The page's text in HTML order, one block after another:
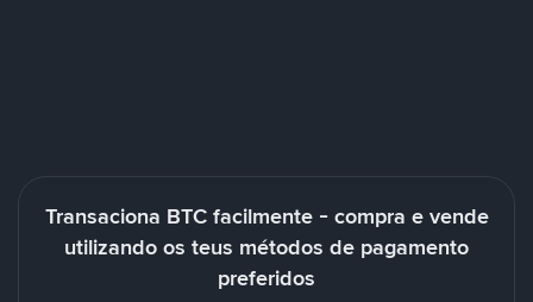
Transaciona BTC facilmente - compra e vende
utilizando os teus métodos de pagamento
preferidos